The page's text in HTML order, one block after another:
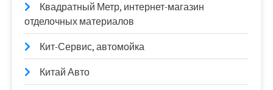
Квадратный Метр, интернет-магазин
отделочных материалов
Кит-Сервис, автомойка
Китай Авто